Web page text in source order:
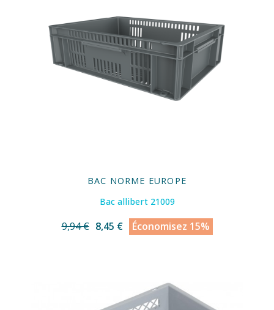
BAC NORME EUROPE
Bac allibert 21009
9,94 € 8,45 € Économisez 15%